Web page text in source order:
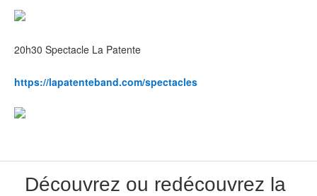
20h30 Spectacle La Patente
https://lapatenteband.com/spectacles
Découvrez ou redécouvrez la